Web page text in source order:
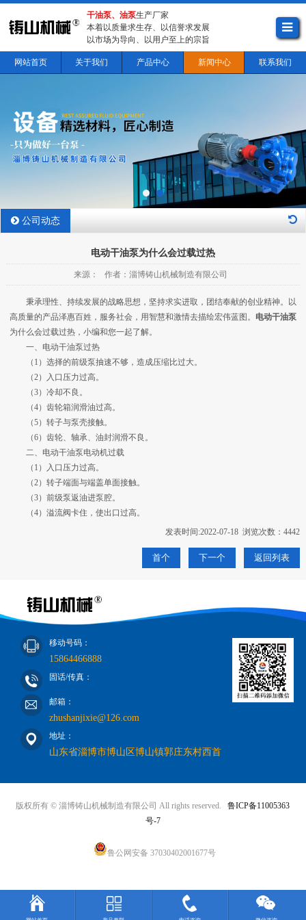
干油泵、油泵生产厂家
本着以质量求生存、以信誉求发展
以市场为导向、以用户至上的宗旨
网站首页 关于我们 产品中心 新闻中心 联系我们
公司动态
电动干油泵为什么会过载过热
来源： 作者：淄博铸山机械制造有限公司
秉承理性、持续发展的战略思想，坚持求实进取，团结奉献的创业精神。以
高质量的产品泽惠百姓，服务社会，用智慧和激情去描绘宏伟蓝图。 电动干油泵
为什么会过载过热，小编和您一起了解。
一、电动干油泵过热
（1）选择的前级泵抽速不够，造成压缩比过大。
（2）入口压力过高。
（3）冷却不良。
（4）齿轮箱润滑油过高。
（5）转子与泵壳接触。
（6）齿轮、轴承、油封润滑不良。
二、电动干油泵电动机过载
（1）入口压力过高。
（2）转子端面与端盖单面接触。
（3）前级泵返油进泵腔。
（4）溢流阀卡住，使出口过高。
发表时间:2022-07-18 浏览次数：4442
首个 下一个 返回列表
移动号码：
15864466888
固话/传真：
邮箱：
zhushanjixie@126.com
地址：
山东省淄博市博山区博山镇郭庄东村西首
版权所有 © 淄博铸山机械制造有限公司 All rights reserved.鲁ICP备11005363
号-7
鲁公网安备 37030402001677号